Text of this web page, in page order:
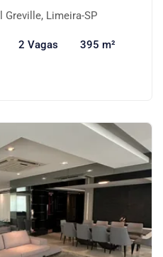
Limeira-SP
2 Vagas 395 m²